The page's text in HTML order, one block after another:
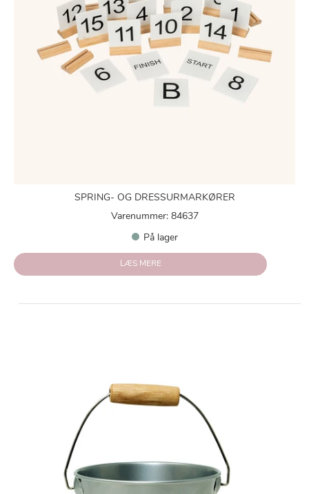
SPRING- OG DRESSURMARKØRER
Varenummer: 84637
På lager
LÆS MERE